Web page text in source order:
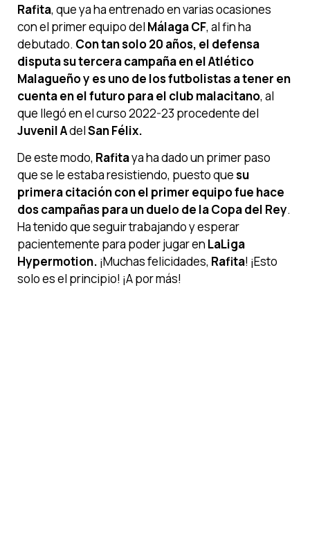
Rafita, que ya ha entrenado en varias ocasiones
con el primer equipo del Málaga CF, al fin ha
debutado. Con tan solo 20 años, el defensa
disputa su tercera campaña en el Atlético
Malagueño y es uno de los futbolistas a tener en
cuenta en el futuro para el club malacitano, al
que llegó en el curso 2022-23 procedente del
Juvenil AdelSan Félix.
De este modo, Rafitaya ha dado un primer paso
que se le estaba resistiendo, puesto quesu
primera citación con el primer equipo fue hace
dos campañas para un duelo de la Copa del Rey.
Ha tenido que seguir trabajando y esperar
pacientemente para poder jugar en LaLiga
Hypermotion. ¡Muchas felicidades, Rafita! ¡Esto
solo es el principio! ¡A por más!